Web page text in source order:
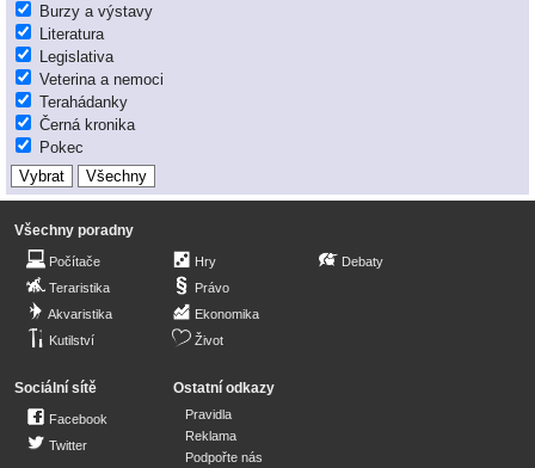
Burzy a výstavy
Literatura
Legislativa
Veterina a nemoci
Terahádanky
Černá kronika
Pokec
Všechny poradny
Počítače
Teraristika
Akvaristika
Kutilství
Hry
Právo
Ekonomika
Život
Debaty
Sociální sítě
Facebook
Twitter
Ostatní odkazy
Pravidla
Reklama
Podpořte nás